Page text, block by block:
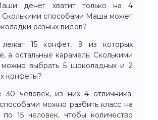
денег хватит только на 4
Сколькими способами Маша может
разных видов?
15 конфет, 9 из которых
а остальные карамель. Сколькими
можно выбрать 5 шоколадных и 2
конфеты?
30 человек, из них 4 отличника.
можно разбить класс на
по 15 человек, чтобы количество